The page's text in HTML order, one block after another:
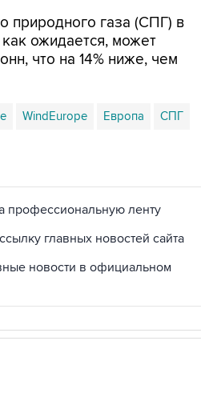
природного газа (СПГ) в
ожидается, может
что на 14% ниже, чем
WindEurope Европа СПГ
профессиональную ленту
главных новостей сайта
новости в официальном